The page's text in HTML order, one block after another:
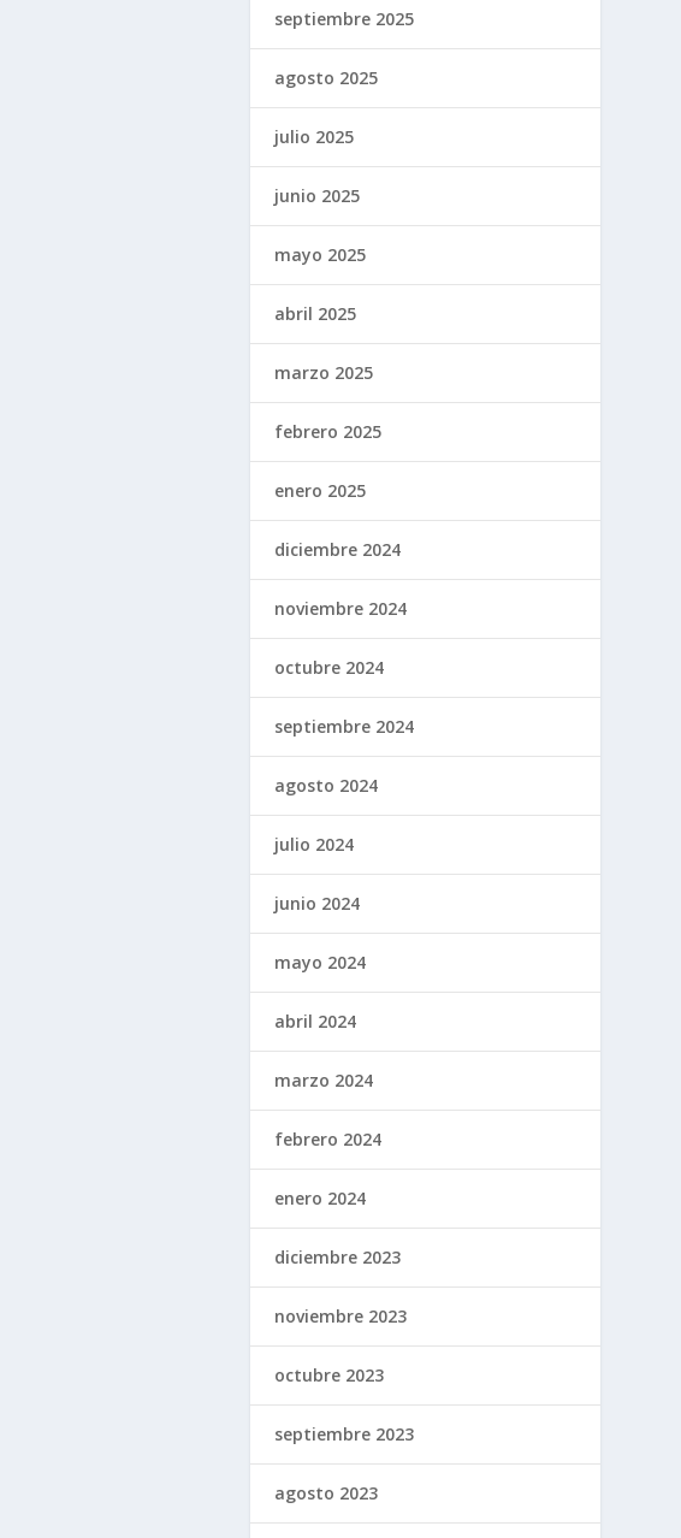
septiembre 2025
agosto 2025
julio 2025
junio 2025
mayo 2025
abril 2025
marzo 2025
febrero 2025
enero 2025
diciembre 2024
noviembre 2024
octubre 2024
septiembre 2024
agosto 2024
julio 2024
junio 2024
mayo 2024
abril 2024
marzo 2024
febrero 2024
enero 2024
diciembre 2023
noviembre 2023
octubre 2023
septiembre 2023
agosto 2023